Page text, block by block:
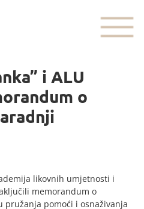
i ALU
o
likovnih umjetnosti i
memorandum o
pomoći i osnaživanja